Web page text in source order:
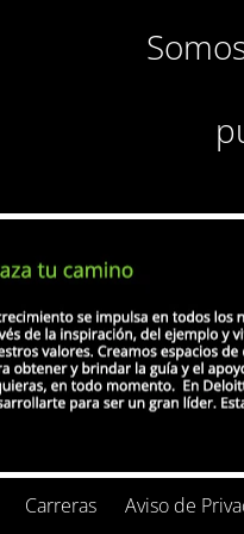
Carreras Aviso de